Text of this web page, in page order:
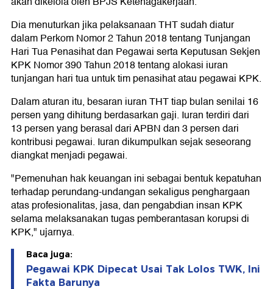
Dia menuturkan jika pelaksanaan THT sudah diatur
dalam Perkom Nomor 2 Tahun 2018 tentang Tunjangan
Hari Tua Penasihat dan Pegawai serta Keputusan Sekjen
KPK Nomor 390 Tahun 2018 tentang alokasi iuran
tunjangan hari tua untuk tim penasihat atau pegawai KPK.
Dalam aturan itu, besaran iuran THT tiap bulan senilai 16
persen yang dihitung berdasarkan gaji. Iuran terdiri dari
13 persen yang berasal dari APBN dan 3 persen dari
kontribusi pegawai. Iuran dikumpulkan sejak seseorang
diangkat menjadi pegawai.
"Pemenuhan hak keuangan ini sebagai bentuk kepatuhan
terhadap perundang-undangan sekaligus penghargaan
atas profesionalitas, jasa, dan pengabdian insan KPK
selama melaksanakan tugas pemberantasan korupsi di
KPK," ujarnya.
Baca juga:
Pegawai KPK Dipecat Usai Tak Lolos TWK, Ini
Fakta Barunya